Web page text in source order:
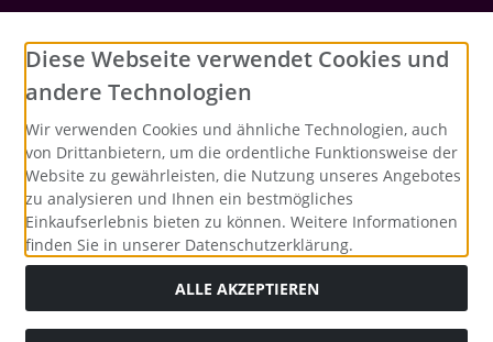
Social Media
Diese Webseite verwendet Cookies und
andere Technologien
Wir verwenden Cookies und ähnliche Technologien, auch
von Drittanbietern, um die ordentliche Funktionsweise der
Website zu gewährleisten, die Nutzung unseres Angebotes
zu analysieren und Ihnen ein bestmögliches
Einkaufserlebnis bieten zu können. Weitere Informationen
finden Sie in unserer Datenschutzerklärung.
ALLE AKZEPTIEREN